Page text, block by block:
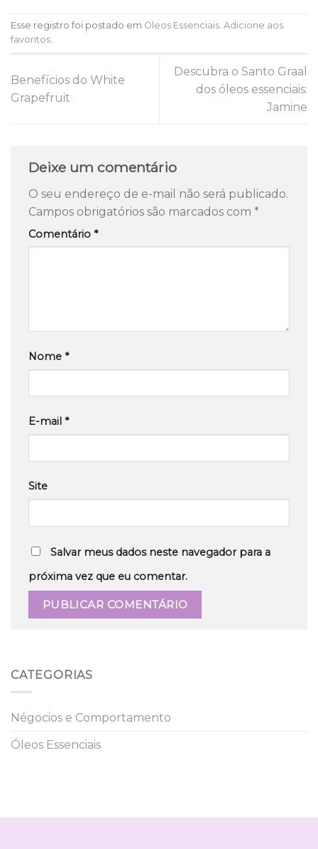
Esse registro foi postado em Óleos Essenciais Adicione aos
favoritos
Benefícios do White
Grapefruit
Descubra o Santo Graal
dos óleos essenciais:
Jamine
Deixe um comentário
O seu endereço de e-mail não será publicado.
Campos obrigatórios são marcados com *
Comentário *
Nome *
E-mail *
Site
Salvar meus dados neste navegador para a
próxima vez que eu comentar.
CATEGORIAS
Négocios e Comportamento
Óleos Essenciais